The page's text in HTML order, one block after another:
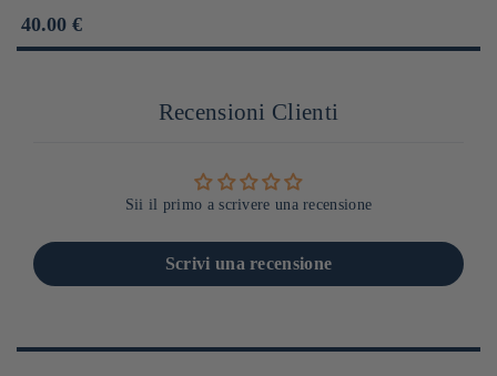
Prix
habituel
40.00 €
Recensioni Clienti
Sii il primo a scrivere una recensione
Scrivi una recensione